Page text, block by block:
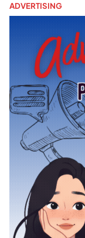
ADVERTISING